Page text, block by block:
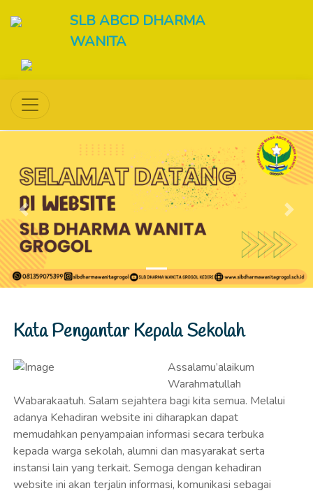
SLB ABCD DHARMA
WANITA
Previous Next
Kata Pengantar Kepala Sekolah
Assalamu’alaikum
Warahmatullah
Wabarakaatuh. Salam sejahtera bagi kita semua. Melalui
adanya Kehadiran website ini diharapkan dapat
memudahkan penyampaian informasi secara terbuka
kepada warga sekolah, alumni dan masyarakat serta
instansi lain yang terkait. Semoga dengan kehadiran
website ini akan terjalin informasi, komunikasi sebagai